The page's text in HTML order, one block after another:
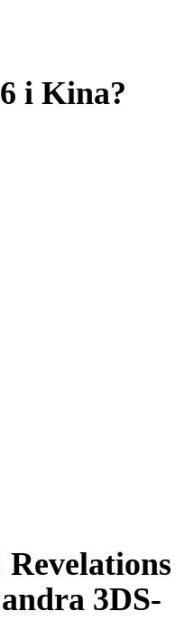
i Kina?
3DS-